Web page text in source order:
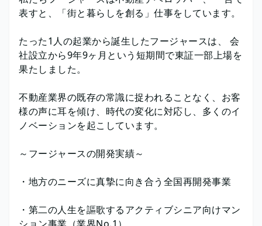
表すと、「街と暮らしを創る」仕事をしています。
たった1人の起業から誕生したフージャースは、 会
社設立から9年9ヶ月という短期間で東証一部上場を
果たしました。
不動産業界の既存の常識に捉われることなく、お客
様の声に耳を傾け、時代の変化に対応し、多くのイ
ノベーションを起こしています。
～フージャースの開発実績～
・地方のニーズに真摯に向き合う全国再開発事業
・第二の人生を謳歌するアクティブシニア向けマン
ション事業（業界No.1）